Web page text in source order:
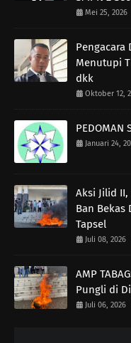
Mei 25, 2026
Pengacara
Menutupi
dkk
Oktober 12,
PEDOMAN
Januari 24,
Aksi Jilid II,
Ban Bekas
Tapsel
Juli 08, 2026
AMP
Pungli di
Juli 06, 2026